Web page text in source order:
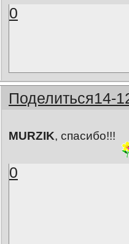
0
Поделиться14-
MURZIK, спасибо!!!
0